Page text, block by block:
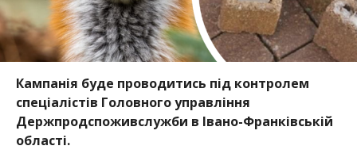
Кампанія буде проводитись під контролем
спеціалістів Головного управління
Держпродспоживслужби в Івано-Франківській
області.